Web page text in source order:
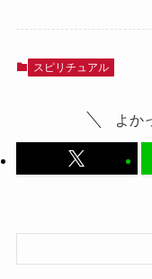
スピリチュアル
よか